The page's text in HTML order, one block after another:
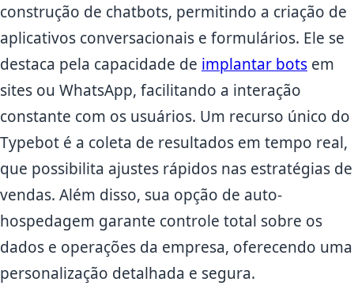
construção de chatbots, permitindo a criação de
aplicativos conversacionais e formulários. Ele se
destaca pela capacidade de implantar bots em
sites ou WhatsApp, facilitando a interação
constante com os usuários. Um recurso único do
Typebot é a coleta de resultados em tempo real,
que possibilita ajustes rápidos nas estratégias de
vendas. Além disso, sua opção de auto-
hospedagem garante controle total sobre os
dados e operações da empresa, oferecendo uma
personalização detalhada e segura.